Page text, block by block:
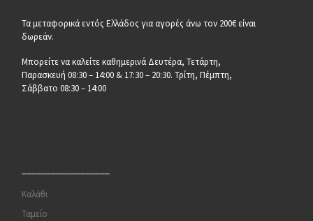
Τα μεταφορικά εντός Ελλάδος για αγορές άνω τον 200€ είναι
δωρεάν.
Μπορείτε να καλείτε καθημερινά Δευτέρα, Τετάρτη,
Παρασκευή 08:30 – 14:00 & 17:30 – 20:30. Τρίτη, Πέμπτη,
Σάββατο 08:30 – 14:00
Καλάθι
Ταμείο